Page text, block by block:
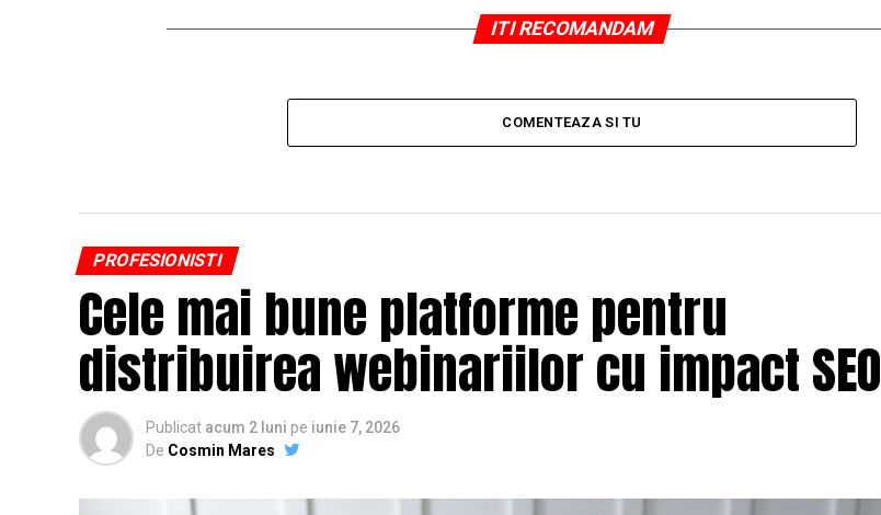
ITI RECOMANDAM
COMENTEAZA SI TU
PROFESIONISTI
Cele mai bune platforme pentru
distribuirea webinariilor cu impact SEO
Publicat acum 2 luni pe iunie 7, 2026
De Cosmin Mares